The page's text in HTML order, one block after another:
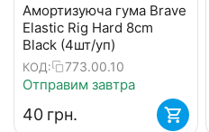
Амортизуюча гума Brave
Elastic Rig Hard 8cm
Black (4шт/уп)
КОД: 773.00.10
Отправим завтра
‍40‍ грн.